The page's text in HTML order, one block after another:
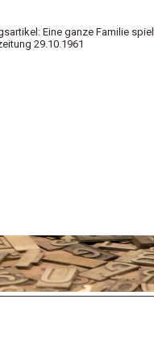
Eine ganze Familie
29.10.1961